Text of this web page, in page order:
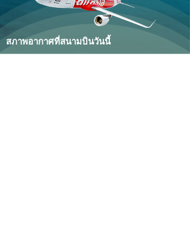
สภาพอากาศที่สนามบินวันนี้